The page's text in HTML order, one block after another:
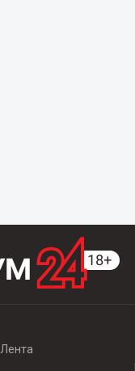
Лента